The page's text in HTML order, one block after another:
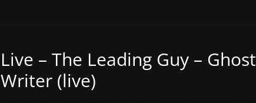
Live – The Leading Guy – Ghost
Writer (live)